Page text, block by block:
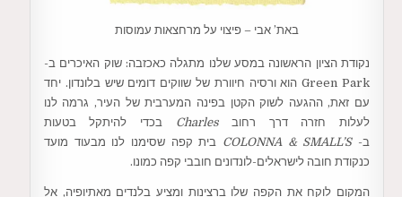
באת’ אבי – פיצוי על מרחצאות עמוסות
נקודת הציון הראשונה במסע שלנו מתגלה כאכזבה: שוק האיכרים ב-
Green Park הוא ורסיה חיוורת של שווקים דומים שיש בלונדון. יחד
עם זאת, ההגעה לשוק הקטן בפינה המערבית של העיר, גרמה לנו
לעלות חזרה דרך רחובCharles
בכדי להיתקל בטעות
ב-COLONNA & SMALL’S בית קפה שסימנו לנו מבעוד מועד
כנקודת חובה לישראלים-לונדונים חובבי קפה כמונו.
המקום לוקח את הקפה שלו ברצינות ומציע בלנדים מאתיופיה, אל